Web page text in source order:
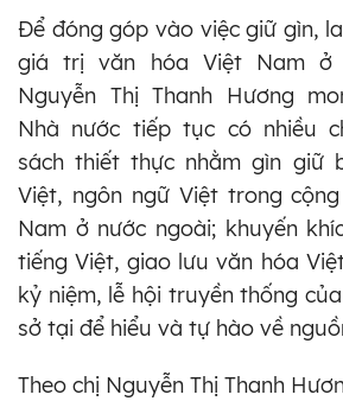
Để đóng góp vào việc giữ gìn,
giá trị văn hóa Việt Nam ở
Nguyễn Thị Thanh Hương
Nhà nước tiếp tục có nhiều
sách thiết thực nhằm gìn giữ
Việt, ngôn ngữ Việt trong
Nam ở nước ngoài; khuyến
tiếng Việt, giao lưu văn hóa
kỷ niệm, lễ hội truyền thống
sở tại để hiểu và tự hào về
Theo chị Nguyễn Thị Thanh